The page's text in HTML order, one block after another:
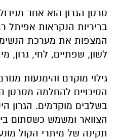
סרטן הגרון הוא אחד
בריריות הנקראות אפיתל
המצפות את מערכת
לשון, שפתיים, לחי, גרון,
גילוי מוקדם והימנעות
בשלבים מוקדמים. הגרון
הצוואר ומשמש כשסתום
תקינה של מיתרי הקול